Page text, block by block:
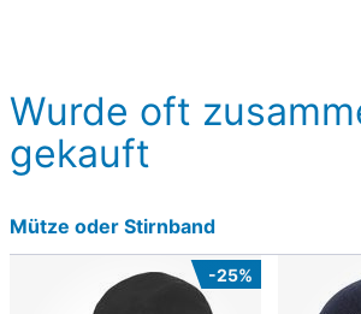
Wurde oft
gekauft
Mütze oder Stirnband
-25%